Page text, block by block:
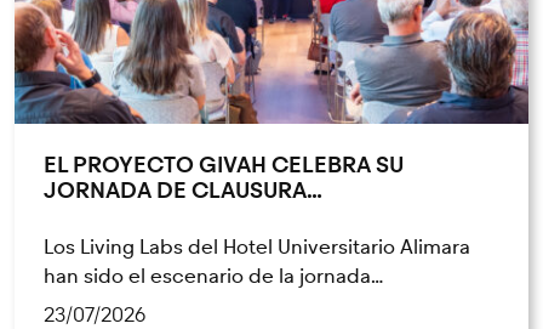
EL PROYECTO GIVAH CELEBRA SU
JORNADA DE CLAUSURA…
Los Living Labs del Hotel Universitario Alimara
han sido el escenario de la jornada…
23/07/2026